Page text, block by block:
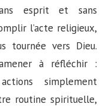
esprit et sans
l’acte religieux,
tournée vers Dieu.
à réfléchir :
simplement
routine spirituelle,